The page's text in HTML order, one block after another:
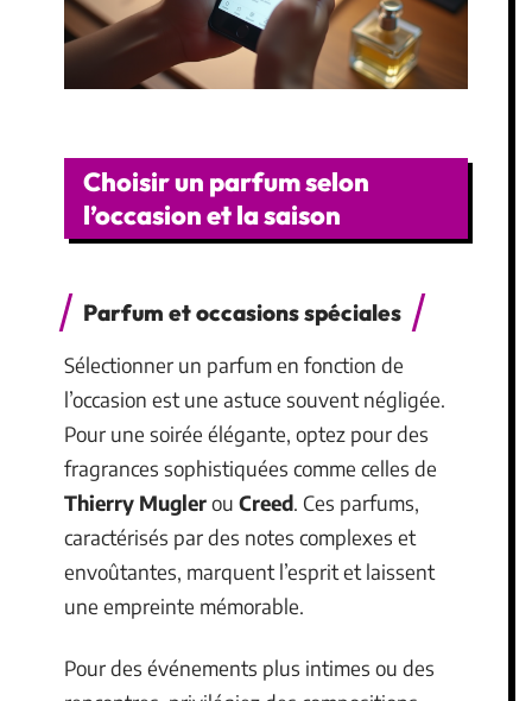
Choisir un parfum selon
l’occasion et la saison
Parfum et occasions spéciales
Sélectionner un parfum en fonction de
l’occasion est une astuce souvent négligée.
Pour une soirée élégante, optez pour des
fragrances sophistiquées comme celles de
Thierry Muglerou Creed. Ces parfums,
caractérisés par des notes complexes et
envoûtantes, marquent l’esprit et laissent
une empreinte mémorable.
Pour des événements plus intimes ou des